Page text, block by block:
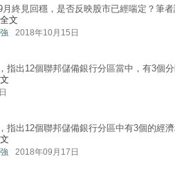
終見回穩，是否反映股市已經喘定？筆
全文
2018年10月15日
指出12個聯邦儲備銀行分區當中，有3個
指出12個聯邦儲備銀行分區中有3個的經
2018年09月17日